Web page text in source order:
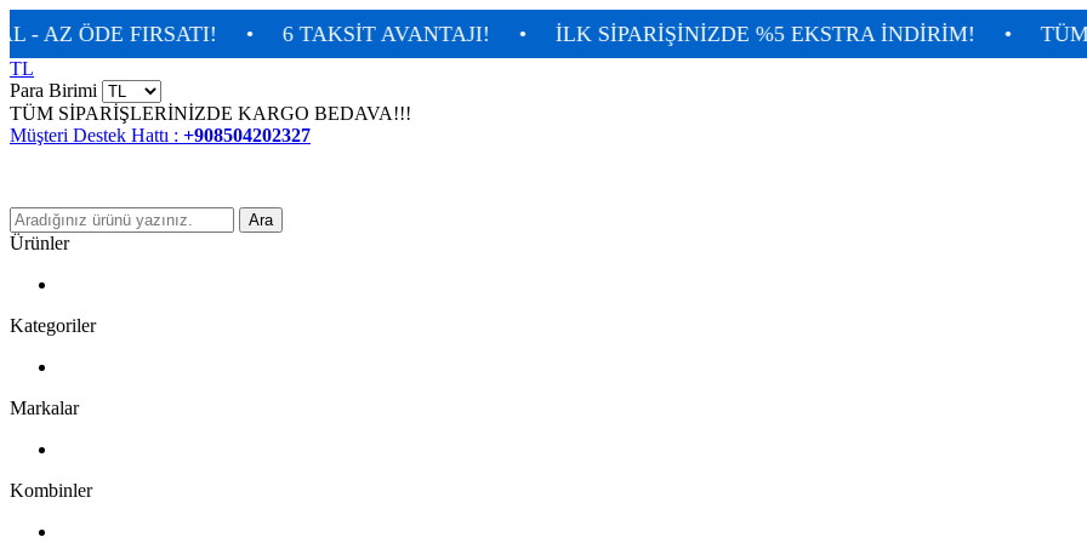
FIRSATI! • 6 TAKSİT AVANTAJI! • İLK SİPARİŞİNİZDE %5 EKSTRA İNDİRİM! • TÜM
TL
Para Birimi
TÜM SİPARİŞLERİNİZDE KARGO BEDAVA!!!
Müşteri Destek Hattı : +908504202327
Ara
Ürünler
Kategoriler
Markalar
Kombinler